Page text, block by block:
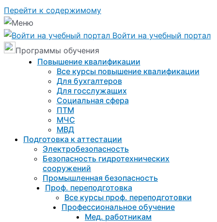
Перейти к содержимому
Войти на учебный портал
Программы обучения
Повышение квалификации
Все курсы повышение квалификации
Для бухгалтеров
Для госслужащих
Социальная сфера
ПТМ
МЧС
МВД
Подготовка к aттестации
Электробезопасность
Безопасность гидротехнических
сооружений
Промышленная безопасность
Проф. переподготовка
Все курсы проф. переподготовки
Профессиональное обучение
Мед. работникам